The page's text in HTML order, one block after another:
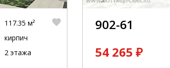
117.35 м²
кирпич
2 этажа
902-61
54 265 ₽